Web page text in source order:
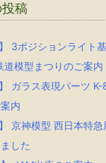
稿
】 3ポジションライト
道模型まつりのご案内
】 ガラス表現パーツ
内
京神模型 西日本特
した